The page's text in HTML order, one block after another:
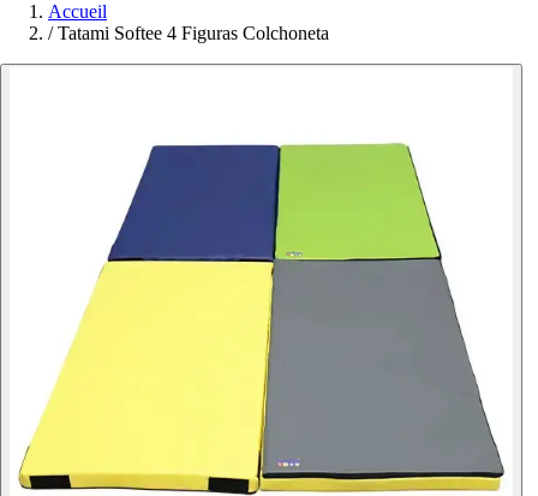
Accueil
/ Tatami Softee 4 Figuras Colchoneta